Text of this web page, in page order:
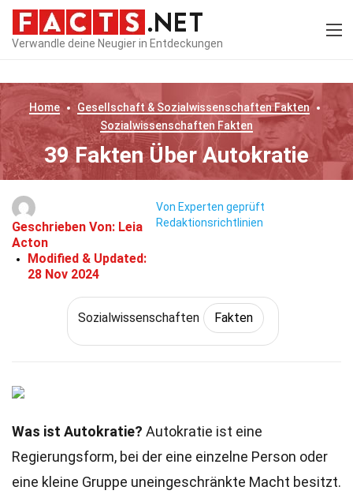
Verwandle deine Neugier in Entdeckungen
Home Gesellschaft & SozialwissenschaftenFakten
Sozialwissenschaften Fakten
39 Fakten Über Autokratie
Geschrieben Von: Leia
Acton
Modified & Updated:
28 Nov 2024
Von Experten geprüft
Redaktionsrichtlinien
Sozialwissenschaften Fakten
Was ist Autokratie? Autokratie ist eine
Regierungsform, bei der eine einzelne Person oder
eine kleine Gruppe uneingeschränkte Macht besitzt.